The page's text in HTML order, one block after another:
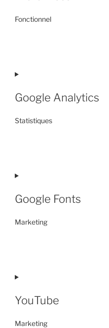
Fonctionnel
wordpress
Google Analytics
Statistiques
google-
Google Fonts
Marketing
google-
YouTube
Marketing